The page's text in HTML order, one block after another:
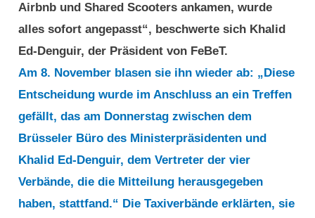
Airbnb und Shared Scooters ankamen, wurde
alles sofort angepasst“, beschwerte sich Khalid
Ed-Denguir, der Präsident von FeBeT.
Am 8. November blasen sie ihn wieder ab: „Diese
Entscheidung wurde im Anschluss an ein Treffen
gefällt, das am Donnerstag zwischen dem
Brüsseler Büro des Ministerpräsidenten und
Khalid Ed-Denguir, dem Vertreter der vier
Verbände, die die Mitteilung herausgegeben
haben, stattfand.“ Die Taxiverbände erklärten, sie